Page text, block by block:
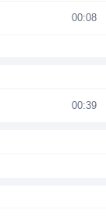
00:08
00:39